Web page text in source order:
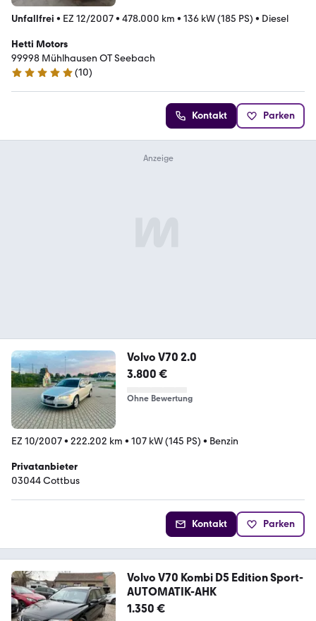
Unfallfrei • EZ 12/2007• 478.000 km • 136 kW (185 PS) • Diesel
Hetti Motors
99998 Mühlhausen OT Seebach
5 Sterne
(10)
Kontakt Parken
Volvo V70 2.0
3.800 €
Ohne Bewertung
EZ 10/2007• 222.202 km • 107 kW (145 PS) • Benzin
Privatanbieter
03044 Cottbus
Kontakt Parken
Volvo V70 Kombi D5 Edition Sport-
AUTOMATIK-AHK
1.350 €